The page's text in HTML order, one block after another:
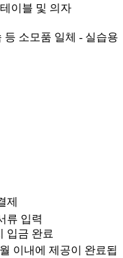
이블 및 의자
소모품 일체 - 실습용
제
류 입력
입금 완료
이내에 제공이 완료됩